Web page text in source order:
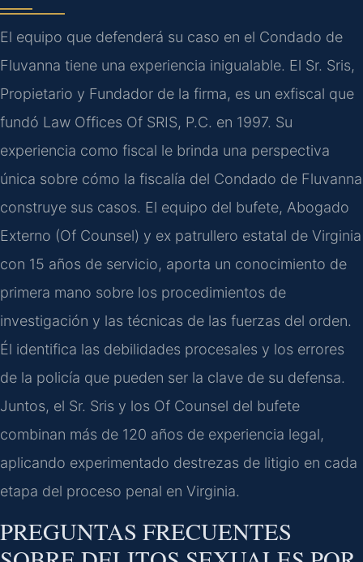
El equipo que defenderá su caso en el Condado de
Fluvanna tiene una experiencia inigualable. El Sr. Sris,
Propietario y Fundador de la firma, es un exfiscal que
fundó Law Offices Of SRIS, P.C. en 1997. Su
experiencia como fiscal le brinda una perspectiva
única sobre cómo la fiscalía del Condado de Fluvanna
construye sus casos. El equipo del bufete, Abogado
Externo (Of Counsel) y ex patrullero estatal de Virginia
con 15 años de servicio, aporta un conocimiento de
primera mano sobre los procedimientos de
investigación y las técnicas de las fuerzas del orden.
Él identifica las debilidades procesales y los errores
de la policía que pueden ser la clave de su defensa.
Juntos, el Sr. Sris y los Of Counsel del bufete
combinan más de 120 años de experiencia legal,
aplicando experimentado destrezas de litigio en cada
etapa del proceso penal en Virginia.
PREGUNTAS FRECUENTES